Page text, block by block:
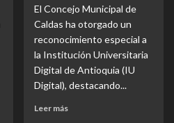
El Concejo Municipal de
Caldas ha otorgado un
reconocimiento especial a
la Institución Universitaria
Digital de Antioquia (IU
Digital), destacando...
Leer más